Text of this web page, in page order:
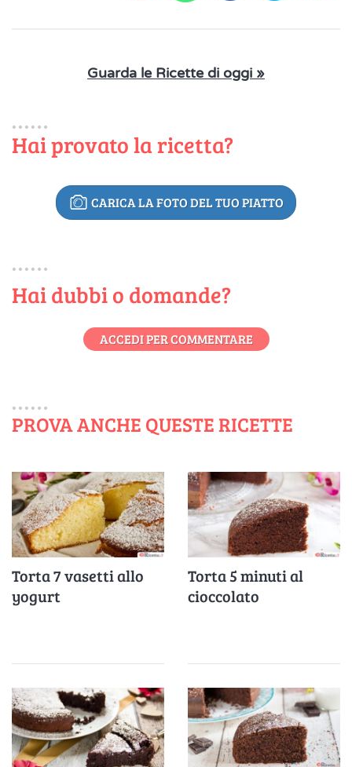
Guarda le Ricette di oggi »
Hai provato la ricetta?
CARICA LA FOTO DEL TUO PIATTO
Hai dubbi o domande?
ACCEDI PER COMMENTARE
PROVA ANCHE QUESTE RICETTE
Torta 7 vasetti allo
yogurt
Torta 5 minuti al
cioccolato